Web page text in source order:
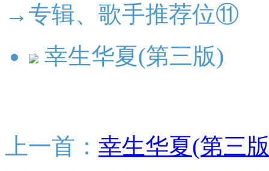
→专辑、歌手推荐位⑪
幸生华夏(第三版)
上一首： 幸生华夏(第三